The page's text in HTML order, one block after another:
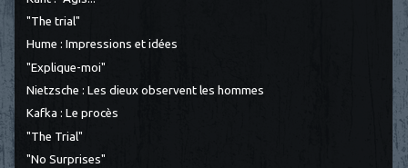
"The trial"
Hume : Impressions et idées
"Explique-moi"
Nietzsche : Les dieux observent les hommes
Kafka : Le procès
"The Trial"
"No Surprises"